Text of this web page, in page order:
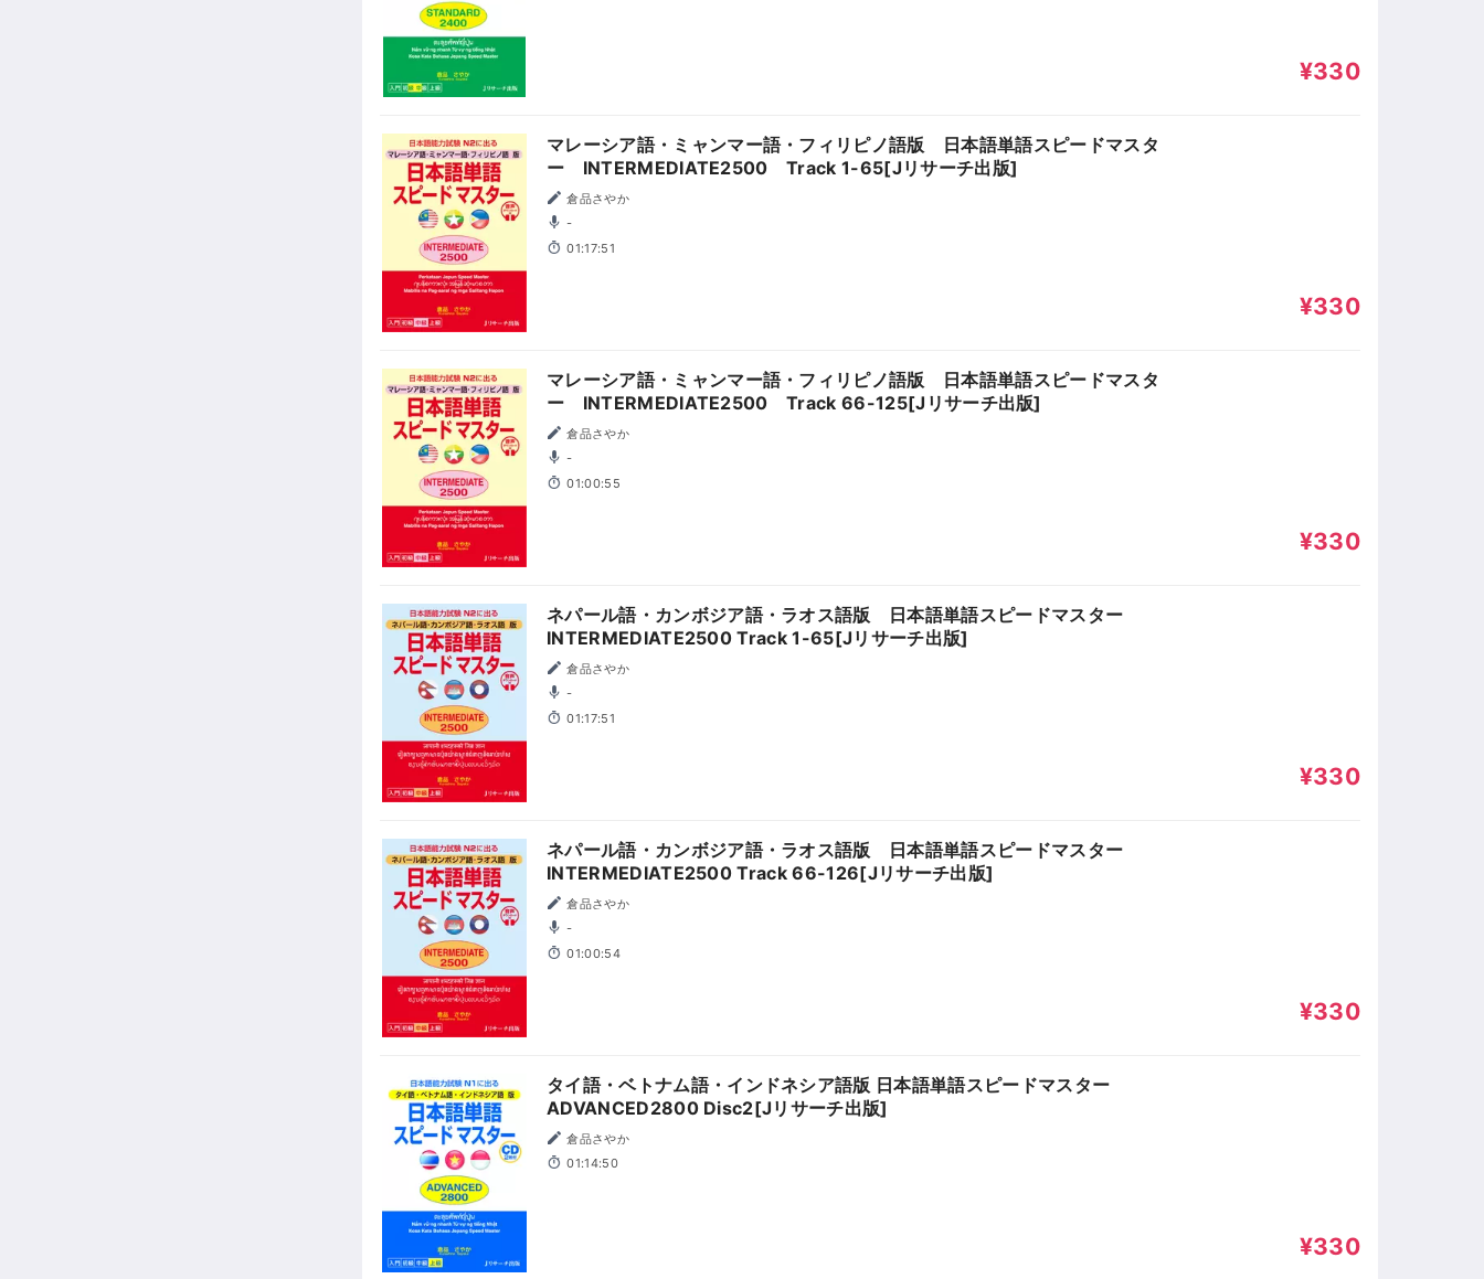
¥330
マレーシア語・ミャンマー語・フィリピノ語版 日本語単語スピードマスタ
ー INTERMEDIATE2500 Track 1-65[Jリサーチ出版]
倉品さやか
-
01:17:51
¥330
マレーシア語・ミャンマー語・フィリピノ語版 日本語単語スピードマスタ
ー INTERMEDIATE2500 Track 66-125[Jリサーチ出版]
倉品さやか
-
01:00:55
¥330
ネパール語・カンボジア語・ラオス語版 日本語単語スピードマスター
INTERMEDIATE2500 Track 1-65[Jリサーチ出版]
倉品さやか
-
01:17:51
¥330
ネパール語・カンボジア語・ラオス語版 日本語単語スピードマスター
INTERMEDIATE2500 Track 66-126[Jリサーチ出版]
倉品さやか
-
01:00:54
¥330
タイ語・ベトナム語・インドネシア語版 日本語単語スピードマスター
ADVANCED2800 Disc2[Jリサーチ出版]
倉品さやか
01:14:50
¥330